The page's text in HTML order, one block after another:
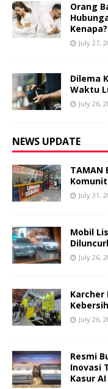
Orang
Kenapa?
July 27,
Dilema
Waktu
July 26,
NEWS UPDATE
TAMAN
July 31,
Mobil
July 26,
Karcher
July 26,
Resmi
Inovasi
Kasur AI